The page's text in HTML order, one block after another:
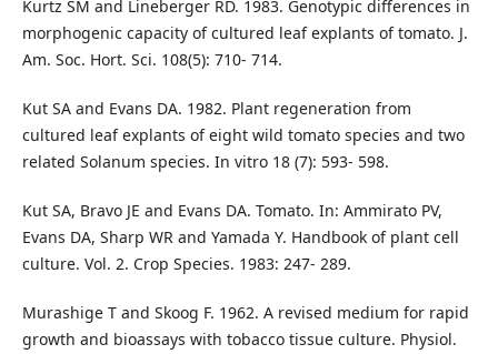
Kurtz SM and Lineberger RD. 1983. Genotypic differences in
morphogenic capacity of cultured leaf explants of tomato. J.
Am. Soc. Hort. Sci. 108(5): 710- 714.
Kut SA and Evans DA. 1982. Plant regeneration from
cultured leaf explants of eight wild tomato species and two
related Solanum species. In vitro 18 (7): 593- 598.
Kut SA, Bravo JE and Evans DA. Tomato. In: Ammirato PV,
Evans DA, Sharp WR and Yamada Y. Handbook of plant cell
culture. Vol. 2. Crop Species. 1983: 247- 289.
Murashige T and Skoog F. 1962. A revised medium for rapid
growth and bioassays with tobacco tissue culture. Physiol.